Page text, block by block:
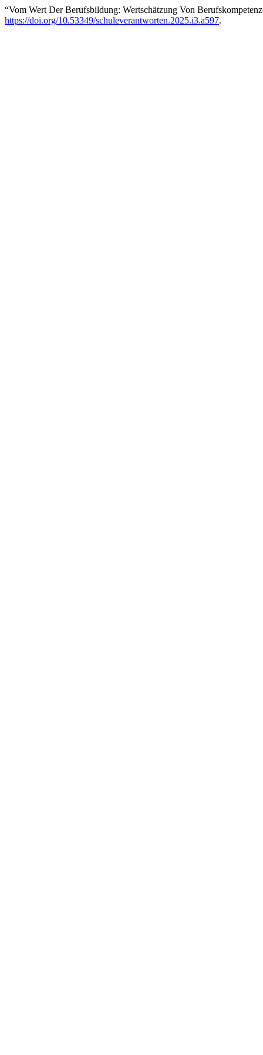
“Vom Wert Der Berufsbildung: Wertschätzung Von
https://doi.org/10.53349/schuleverantworten.2025.i3.a597.